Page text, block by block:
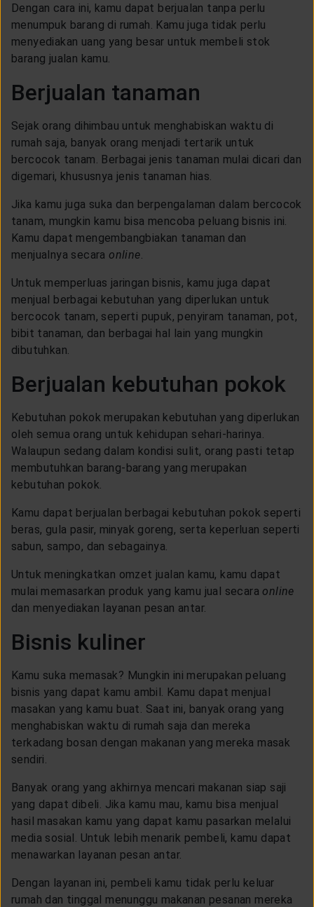
Dengan cara ini, kamu dapat berjualan tanpa perlu
menumpuk barang di rumah. Kamu juga tidak perlu
menyediakan uang yang besar untuk membeli stok
barang jualan kamu.
Berjualan tanaman
Sejak orang dihimbau untuk menghabiskan waktu di
rumah saja, banyak orang menjadi tertarik untuk
bercocok tanam. Berbagai jenis tanaman mulai dicari dan
digemari, khususnya jenis tanaman hias.
Jika kamu juga suka dan berpengalaman dalam bercocok
tanam, mungkin kamu bisa mencoba peluang bisnis ini.
Kamu dapat mengembangbiakan tanaman dan
menjualnya secara online
Untuk memperluas jaringan bisnis, kamu juga dapat
menjual berbagai kebutuhan yang diperlukan untuk
bercocok tanam, seperti pupuk, penyiram tanaman, pot,
bibit tanaman, dan berbagai hal lain yang mungkin
dibutuhkan.
Berjualan kebutuhan pokok
Kebutuhan pokok merupakan kebutuhan yang diperlukan
oleh semua orang untuk kehidupan sehari-harinya.
Walaupun sedang dalam kondisi sulit, orang pasti tetap
membutuhkan barang-barang yang merupakan
kebutuhan pokok.
Kamu dapat berjualan berbagai kebutuhan pokok seperti
beras, gula pasir, minyak goreng, serta keperluan seperti
sabun, sampo, dan sebagainya.
Untuk meningkatkan omzet jualan kamu, kamu dapat
mulai memasarkan produk yang kamu jual secara online
dan menyediakan layanan pesan antar.
Bisnis kuliner
Kamu suka memasak? Mungkin ini merupakan peluang
bisnis yang dapat kamu ambil. Kamu dapat menjual
masakan yang kamu buat. Saat ini, banyak orang yang
menghabiskan waktu di rumah saja dan mereka
terkadang bosan dengan makanan yang mereka masak
sendiri.
Banyak orang yang akhirnya mencari makanan siap saji
yang dapat dibeli. Jika kamu mau, kamu bisa menjual
hasil masakan kamu yang dapat kamu pasarkan melalui
media sosial. Untuk lebih menarik pembeli, kamu dapat
menawarkan layanan pesan antar.
Dengan layanan ini, pembeli kamu tidak perlu keluar
rumah dan tinggal menunggu makanan pesanan mereka